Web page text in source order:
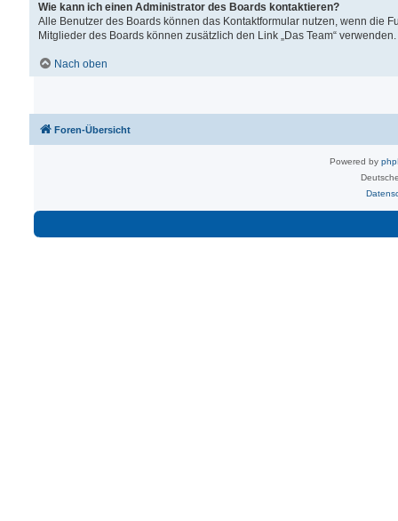
Wie kann ich einen Administrator des Boards kontaktieren?
Alle Benutzer des Boards können das Kontaktformular nutzen, wenn die
Mitglieder des Boards können zusätzlich den Link „Das Team“ verwenden.
Nach oben
Foren-Übersicht
Powered by